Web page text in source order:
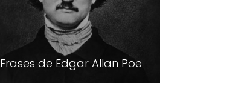
Frases de Edgar Allan Poe